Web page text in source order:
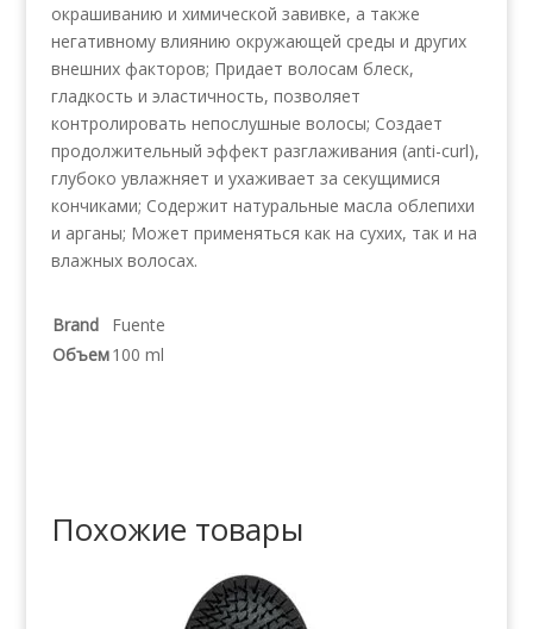
окрашиванию и химической завивке, а также
негативному влиянию окружающей среды и других
внешних факторов; Придает волосам блеск,
гладкость и эластичность, позволяет
контролировать непослушные волосы; Создает
продолжительный эффект разглаживания (anti-curl),
глубоко увлажняет и ухаживает за секущимися
кончиками; Содержит натуральные масла облепихи
и арганы; Может применяться как на сухих, так и на
влажных волосах.
Brand
Fuente
Объем100 ml
Похожие товары